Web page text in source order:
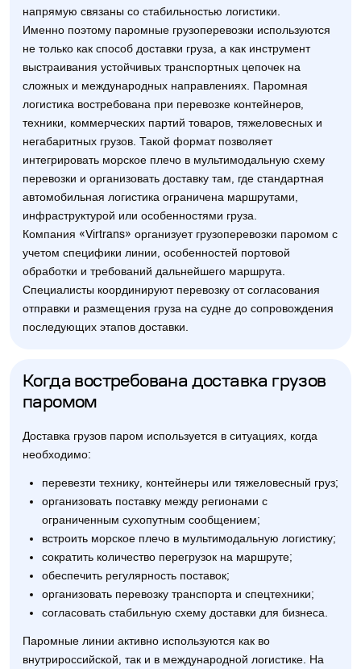
напрямую связаны со стабильностью логистики.
Именно поэтому паромные грузоперевозки используются
не только как способ доставки груза, а как инструмент
выстраивания устойчивых транспортных цепочек на
сложных и международных направлениях. Паромная
логистика востребована при перевозке контейнеров,
техники, коммерческих партий товаров, тяжеловесных и
негабаритных грузов. Такой формат позволяет
интегрировать морское плечо в мультимодальную схему
перевозки и организовать доставку там, где стандартная
автомобильная логистика ограничена маршрутами,
инфраструктурой или особенностями груза.
Компания «Virtrans» организует грузоперевозки паромом с
учетом специфики линии, особенностей портовой
обработки и требований дальнейшего маршрута.
Специалисты координируют перевозку от согласования
отправки и размещения груза на судне до сопровождения
последующих этапов доставки.
Когда востребована доставка грузов
паромом
Доставка грузов паром используется в ситуациях, когда
необходимо:
перевезти технику, контейнеры или тяжеловесный груз;
организовать поставку между регионами с
ограниченным сухопутным сообщением;
встроить морское плечо в мультимодальную логистику;
сократить количество перегрузок на маршруте;
обеспечить регулярность поставок;
организовать перевозку транспорта и спецтехники;
согласовать стабильную схему доставки для бизнеса.
Паромные линии активно используются как во
внутрироссийской, так и в международной логистике. На